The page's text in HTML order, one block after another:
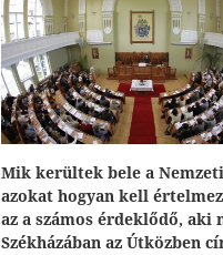
Mik kerültek bele a
azokat hogyan kell
az a számos érdeklődő, aki
Székházában az Útközben